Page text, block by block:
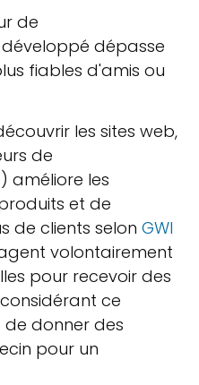
de
dépasse
fiables d'amis ou
les sites web,
de
améliore les
et de
de clients selon GWI
volontairement
pour recevoir des
ce
donner des
pour un